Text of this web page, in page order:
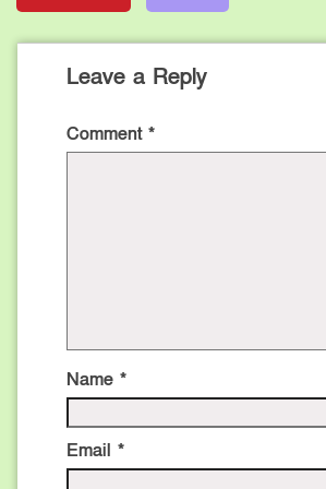
Leave a Reply
Comment *
Name *
Email *